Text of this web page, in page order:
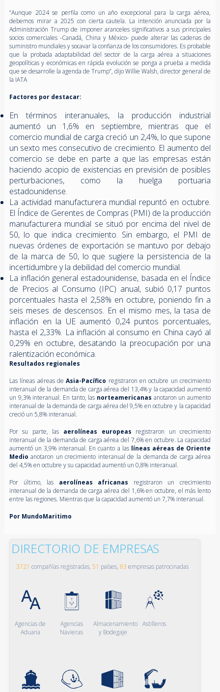
“Aunque 2024 se perfila como un año excepcional para la carga aérea,
debemos mirar a 2025 con cierta cautela. La intención anunciada por la
Administración Trump de imponer aranceles significativos a sus principales
socios comerciales -Canadá, China y México- puede alterar las cadenas de
suministro mundiales y socavar la confianza de los consumidores. Es probable
que la probada adaptabilidad del sector de la carga aérea a situaciones
geopolíticas y económicas en rápida evolución se ponga a prueba a medida
que se desarrolle la agenda de Trump”, dijo Willie Walsh, director general de
la IATA
Factores por destacar:
En términos interanuales, la producción industrial
aumentó un 1,6% en septiembre, mientras que el
comercio mundial de carga creció un 2,4%, lo que supone
un sexto mes consecutivo de crecimiento. El aumento del
comercio se debe en parte a que las empresas están
haciendo acopio de existencias en previsión de posibles
perturbaciones, como la huelga portuaria
estadounidense.
La actividad manufacturera mundial repuntó en octubre.
El Índice de Gerentes de Compras (PMI) de la producción
manufacturera mundial se situó por encima del nivel de
50, lo que indica crecimiento. Sin embargo, el PMI de
nuevas órdenes de exportación se mantuvo por debajo
de la marca de 50, lo que sugiere la persistencia de la
incertidumbre y la debilidad del comercio mundial.
La inflación general estadounidense, basada en el Índice
de Precios al Consumo (IPC) anual, subió 0,17 puntos
porcentuales hasta el 2,58% en octubre, poniendo fin a
seis meses de descensos. En el mismo mes, la tasa de
inflación en la UE aumentó 0,24 puntos porcentuales,
hasta el 2,33%. La inflación al consumo en China cayó al
0,29% en octubre, desatando la preocupación por una
ralentización económica.
Resultados regionales
Las líneas aéreas deAsia-Pacífico registraron en octubre un crecimiento
interanual de la demanda de carga aérea del 13,4% y la capacidad aumentó
un 9,3% interanual. En tanto, las norteamericanas anotaron un aumento
interanual de la demanda de carga aérea del 9,5% en octubre y la capacidad
creció un 5,8% interanual.
Por su parte, las aerolíneas europeas registraron un crecimiento
interanual de la demanda de carga aérea del 7,6% en octubre. La capacidad
aumentó un 3,9% interanual. En cuanto a las líneas aéreas de Oriente
Medio anotaron un crecimiento interanual de la demanda de carga aérea
del 4,5% en octubre y su capacidad aumentó un 0,8% interanual.
Por último, las aerolíneas africanas registraron un crecimiento
interanual de la demanda de carga aérea del 1,6% en octubre, el más lento
entre las regiones. Mientras que la capacidad aumentó un 7,7% interanual.
Por MundoMaritimo
DIRECTORIO DE EMPRESAS
3721 compañías registradas, 51 países, 83 empresas patrocinadas
Agencias de
Aduana
Agencias
Navieras
Almacenamiento
y Bodegaje
Astilleros